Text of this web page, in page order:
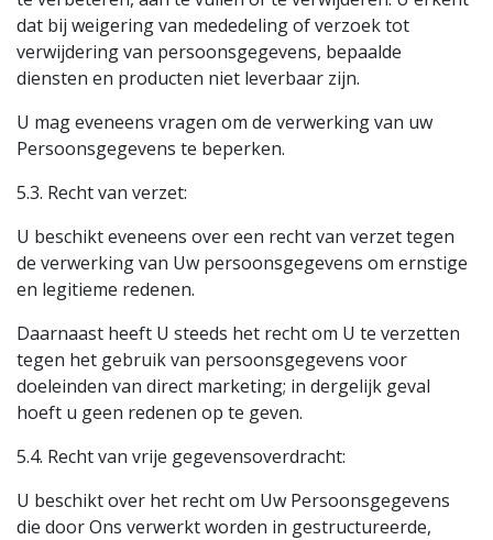
dat bij weigering van mededeling of verzoek tot
verwijdering van persoonsgegevens, bepaalde
diensten en producten niet leverbaar zijn.
U mag eveneens vragen om de verwerking van uw
Persoonsgegevens te beperken.
5.3. Recht van verzet:
U beschikt eveneens over een recht van verzet tegen
de verwerking van Uw persoonsgegevens om ernstige
en legitieme redenen.
Daarnaast heeft U steeds het recht om U te verzetten
tegen het gebruik van persoonsgegevens voor
doeleinden van direct marketing; in dergelijk geval
hoeft u geen redenen op te geven.
5.4. Recht van vrije gegevensoverdracht:
U beschikt over het recht om Uw Persoonsgegevens
die door Ons verwerkt worden in gestructureerde,